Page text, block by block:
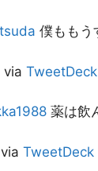
僕ももう
via TweetDeck
薬は飲
via TweetDeck